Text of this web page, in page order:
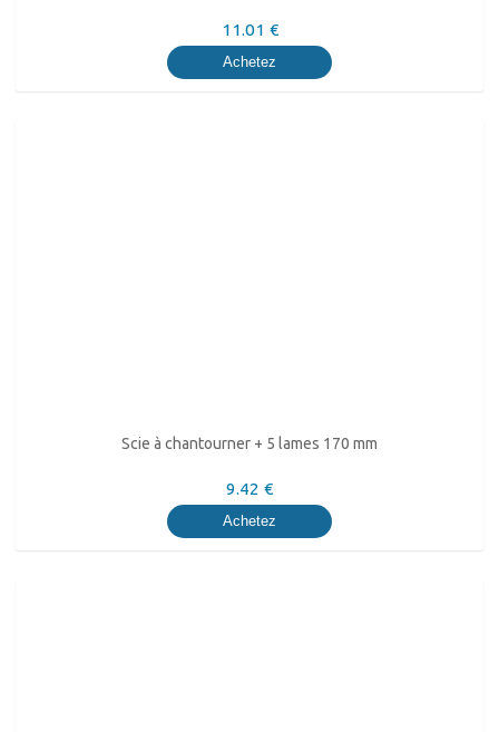
11.01 €
Achetez
Scie à chantourner + 5 lames 170 mm
9.42 €
Achetez